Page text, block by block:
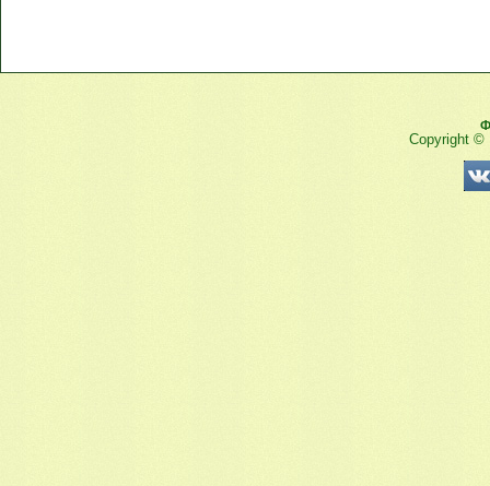
Copyright ©